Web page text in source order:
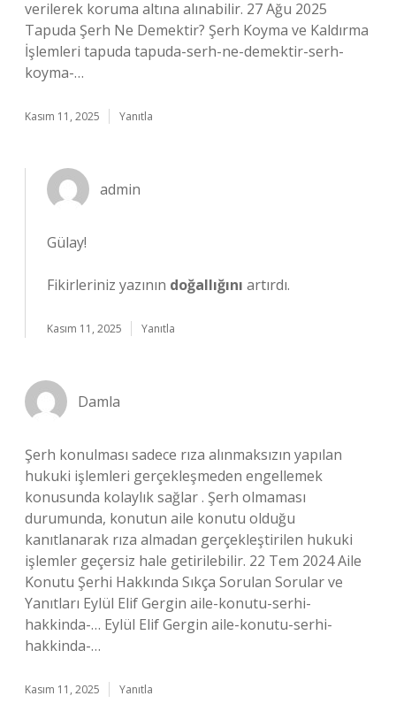
verilerek koruma altına alınabilir. 27 Ağu 2025
Tapuda Şerh Ne Demektir? Şerh Koyma ve Kaldırma
İşlemleri tapuda tapuda-serh-ne-demektir-serh-
koyma-…
Kasım 11, 2025 Yanıtla
admin
Gülay!
Fikirleriniz yazının doğallığını artırdı.
Kasım 11, 2025 Yanıtla
Damla
Şerh konulması sadece rıza alınmaksızın yapılan
hukuki işlemleri gerçekleşmeden engellemek
konusunda kolaylık sağlar . Şerh olmaması
durumunda, konutun aile konutu olduğu
kanıtlanarak rıza almadan gerçekleştirilen hukuki
işlemler geçersiz hale getirilebilir. 22 Tem 2024 Aile
Konutu Şerhi Hakkında Sıkça Sorulan Sorular ve
Yanıtları Eylül Elif Gergin aile-konutu-serhi-
hakkinda-… Eylül Elif Gergin aile-konutu-serhi-
hakkinda-…
Kasım 11, 2025 Yanıtla